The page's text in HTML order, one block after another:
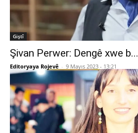
Giştî
Şivan Perwer: Dengê xwe b...
Editoryaya Rojevê - 9 Mayıs 2023 - 13:21